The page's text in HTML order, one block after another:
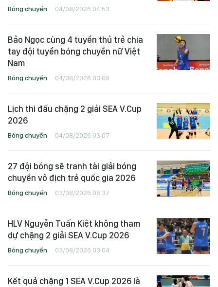
Bóng chuyền 04/08/2026 04:53
Bảo Ngọc cùng 4 tuyển thủ trẻ chia
tay đội tuyển bóng chuyền nữ Việt
Nam
Bóng chuyền 04/08/2026 03:09
Lịch thi đấu chặng 2 giải SEA V.Cup
2026
Bóng chuyền 04/08/2026 03:07
27 đội bóng sẽ tranh tài giải bóng
chuyền vô địch trẻ quốc gia 2026
Bóng chuyền 03/08/2026 06:37
HLV Nguyễn Tuấn Kiệt không tham
dự chặng 2 giải SEA V.Cup 2026
Bóng chuyền 03/08/2026 03:04
Kết quả chặng 1 SEA V.Cup 2026 là